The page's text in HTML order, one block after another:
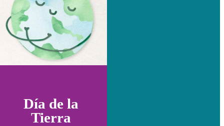
Día de la
Tierra